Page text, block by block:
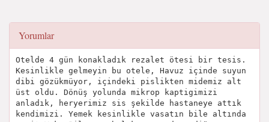
Yorumlar
Otelde 4 gün konakladık rezalet ötesi bir tesis.
Kesinlikle gelmeyin bu otele, Havuz içinde suyun
dibi gözükmüyor, içindeki pislikten midemiz alt
üst oldu. Dönüş yolunda mikrop kaptigimizi
anladık, heryerimiz sis şekilde hastaneye attık
kendimizi. Yemek kesinlikle vasatın bile altında